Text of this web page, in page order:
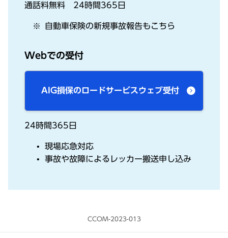
通話料無料 24時間365日
自動車保険の新規事故報告もこちら
Webでの受付
AIG損保のロードサービスウェブ受付
24時間365日
現場応急対応
事故や故障によるレッカー搬送申し込み
CCOM-2023-013